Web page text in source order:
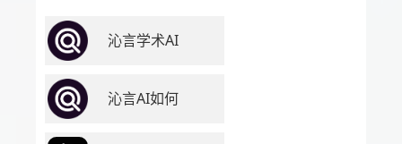
沁言学术AI
沁言AI如何